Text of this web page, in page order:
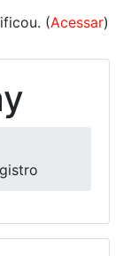
(Acessar)